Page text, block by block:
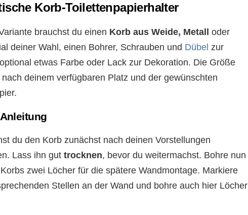
Korb-Toilettenpapierhalter
brauchst du einen Korb aus Weide, Metall oder
deiner Wahl, einen Bohrer, Schrauben und Dübel zur
etwas Farbe oder Lack zur Dekoration. Die Größe
deinem verfügbaren Platz und der gewünschten
du den Korb zunächst nach deinen Vorstellungen
Lass ihn gut trocknen, bevor du weitermachst. Bohre nun
zwei Löcher für die spätere Wandmontage. Markiere
Stellen an der Wand und bohre auch hier Löcher